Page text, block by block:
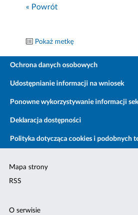
« Powrót
Pokaż metkę
Ochrona danych osobowych
Udostępnianie informacji na wniosek
Ponowne wykorzystywanie informacji
Deklaracja dostępności
Polityka dotycząca cookies i podobnych
Mapa strony
RSS
O serwisie